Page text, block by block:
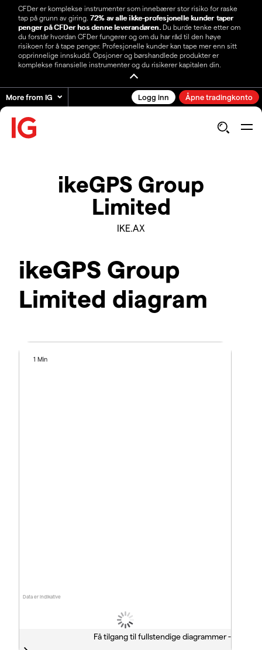
CFDer er komplekse instrumenter som innebærer stor risiko for raske
tap på grunn av giring. 72% av alle ikke-profesjonelle kunder taper
penger på CFDer hos denne leverandøren.Du burde tenke etter om
du forstår hvordan CFDer fungerer og om du har råd til den høye
risikoen for å tape penger. Profesjonelle kunder kan tape mer enn sitt
opprinnelige innskudd. Opsjoner og børshandlede produkter er
komplekse finansielle instrumenter og du risikerer kapitalen din.
More from IG Logg inn Åpne tradingkonto
ikeGPS Group
Limited
IKE.AX
ikeGPS Group
Limited diagram
Data er indikative
1 Min
Få tilgang til fullstendige diagrammer -